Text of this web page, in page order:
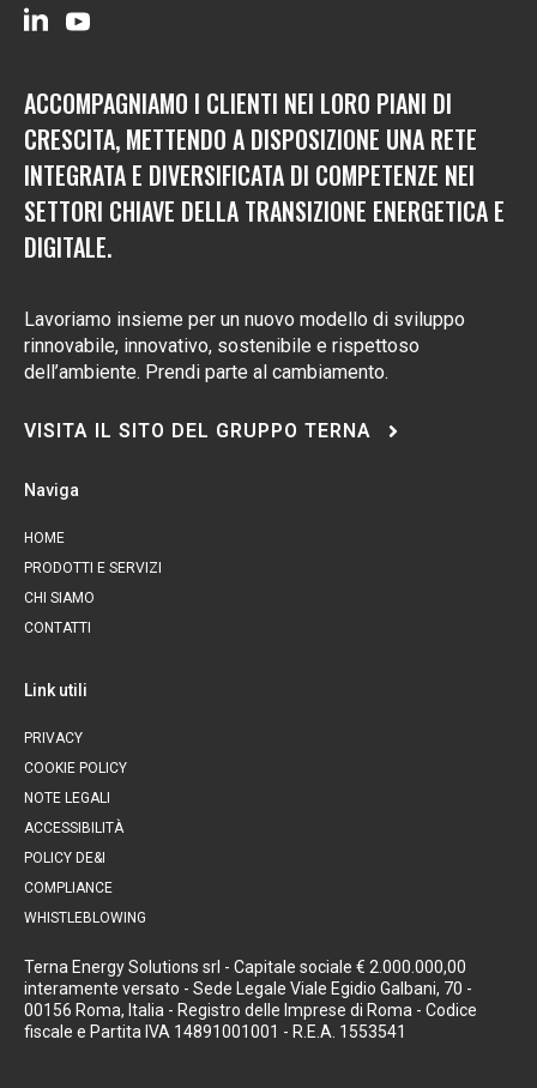
ACCOMPAGNIAMO I CLIENTI NEI LORO PIANI DI
CRESCITA, METTENDO A DISPOSIZIONE UNA RETE
INTEGRATA E DIVERSIFICATA DI COMPETENZE NEI
SETTORI CHIAVE DELLA TRANSIZIONE ENERGETICA E
DIGITALE.
Lavoriamo insieme per un nuovo modello di sviluppo
rinnovabile, innovativo, sostenibile e rispettoso
dell’ambiente. Prendi parte al cambiamento.
VISITA IL SITO DEL GRUPPO TERNA
Naviga
HOME
PRODOTTI E SERVIZI
CHI SIAMO
CONTATTI
Link utili
PRIVACY
COOKIE POLICY
NOTE LEGALI
ACCESSIBILITÀ
POLICY DE&I
COMPLIANCE
WHISTLEBLOWING
Terna Energy Solutions srl - Capitale sociale € 2.000.000,00
interamente versato - Sede Legale Viale Egidio Galbani, 70 -
00156 Roma, Italia - Registro delle Imprese di Roma - Codice
fiscale e Partita IVA 14891001001 - R.E.A. 1553541